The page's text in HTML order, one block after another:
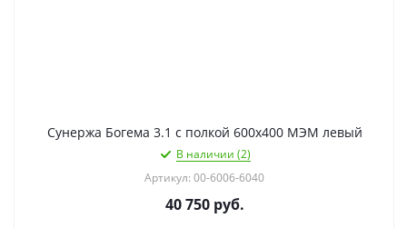
Сунержа Богема 3.1 с полкой 600х400 МЭМ левый
В наличии (2)
Артикул: 00-6006-6040
40 750руб.